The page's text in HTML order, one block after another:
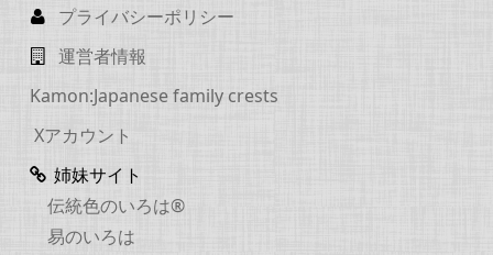
プライバシーポリシー
運営者情報
Kamon:Japanese family crests
Xアカウント
姉妹サイト
伝統色のいろは®
易のいろは